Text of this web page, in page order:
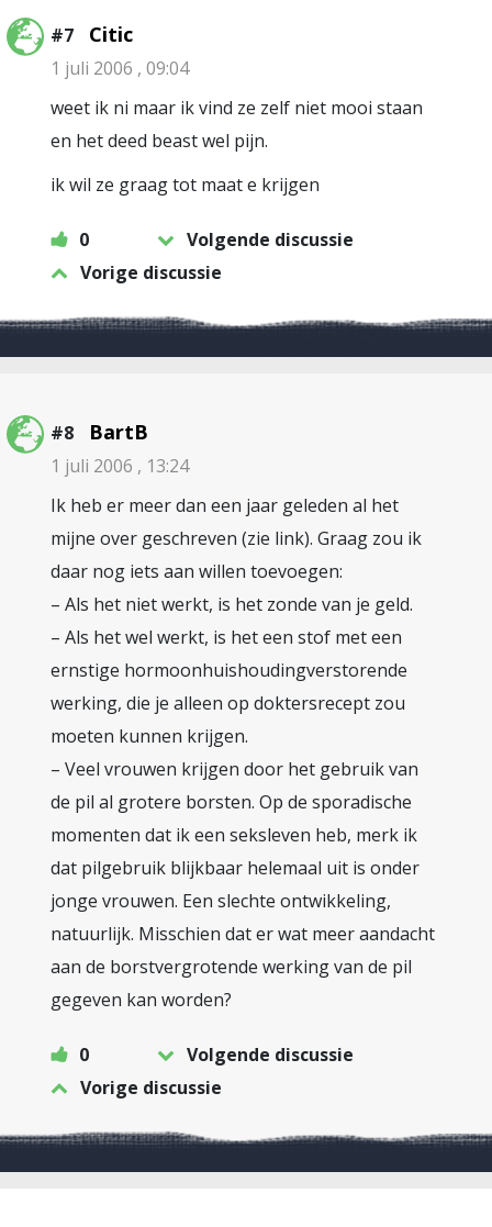
#7 Citic
1 juli 2006 , 09:04
weet ik ni maar ik vind ze zelf niet mooi staan
en het deed beast wel pijn.
ik wil ze graag tot maat e krijgen
0
Volgende discussie
Vorige discussie
#8 BartB
1 juli 2006 , 13:24
Ik heb er meer dan een jaar geleden al het
mijne over geschreven (zie link). Graag zou ik
daar nog iets aan willen toevoegen:
– Als het niet werkt, is het zonde van je geld.
– Als het wel werkt, is het een stof met een
ernstige hormoonhuishoudingverstorende
werking, die je alleen op doktersrecept zou
moeten kunnen krijgen.
– Veel vrouwen krijgen door het gebruik van
de pil al grotere borsten. Op de sporadische
momenten dat ik een seksleven heb, merk ik
dat pilgebruik blijkbaar helemaal uit is onder
jonge vrouwen. Een slechte ontwikkeling,
natuurlijk. Misschien dat er wat meer aandacht
aan de borstvergrotende werking van de pil
gegeven kan worden?
0
Volgende discussie
Vorige discussie